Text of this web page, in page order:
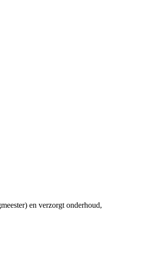
en verzorgt onderhoud,